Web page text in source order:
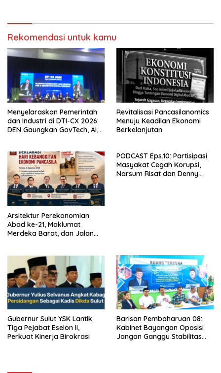
Rekomendasi untuk kamu
Menyelaraskan Pemerintah
dan Industri di DTI-CX 2026:
DEN Gaungkan GovTech, AI,
Kompetitif
Revitalisasi Pancasilanomics
Menuju Keadilan Ekonomi
Berkelanjutan
Arsitektur Perekonomian
Abad ke-21, Maklumat
Merdeka Barat, dan Jalan
PODCAST Eps.10: Partisipasi
Masyakat Cegah Korupsi,
Narsum Risat dan Denny
Gubernur Sulut YSK Lantik
Tiga Pejabat Eselon II,
Perkuat Kinerja Birokrasi
Barisan Pembaharuan 08:
Kabinet Bayangan Oposisi
Jangan Ganggu Stabilitas